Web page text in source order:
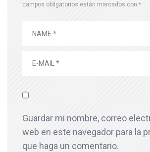
campos obligatorios están marcados con *
Guardar mi nombre, correo
web en este navegador para la
que haga un comentario.